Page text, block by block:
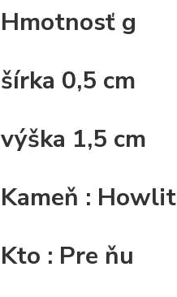
Hmotnosť g
šírka 0,5 cm
výška 1,5 cm
Kameň : Howlit
Kto : Pre ňu